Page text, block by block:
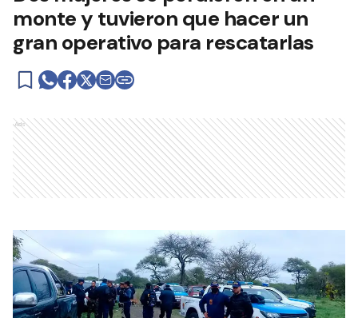
monte y tuvieron que hacer un
gran operativo para rescatarlas
Ads